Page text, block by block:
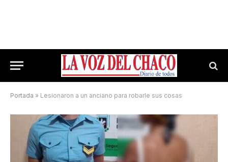
Portada » Lesionaron a un anciano para robarle sus cosas